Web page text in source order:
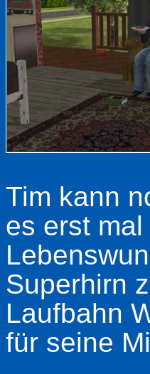
Tim kann
es erst
Superhirn
Laufbahn
für seine